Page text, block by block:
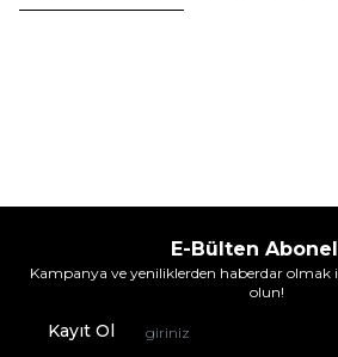
E-Bülten
Kampanya ve yeniliklerden haberdar
olun!
Kayıt Ol